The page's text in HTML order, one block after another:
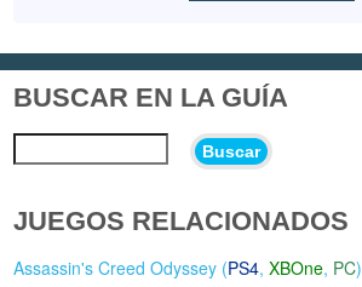
BUSCAR EN LA GUÍA
Buscar
JUEGOS RELACIONADOS
Assassin's Creed Odyssey (PS4,XBOne, PC)